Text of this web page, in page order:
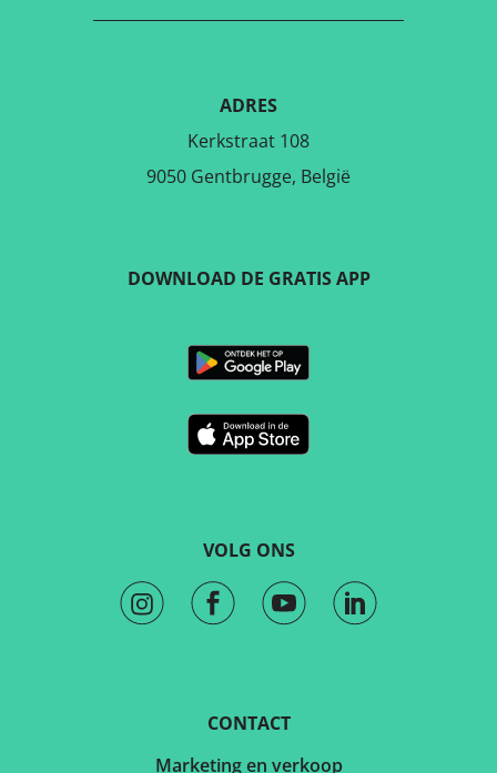
ADRES
Kerkstraat 108
9050 Gentbrugge, België
VOLG ONS
DOWNLOAD DE GRATIS APP
CONTACT
Marketing en verkoop